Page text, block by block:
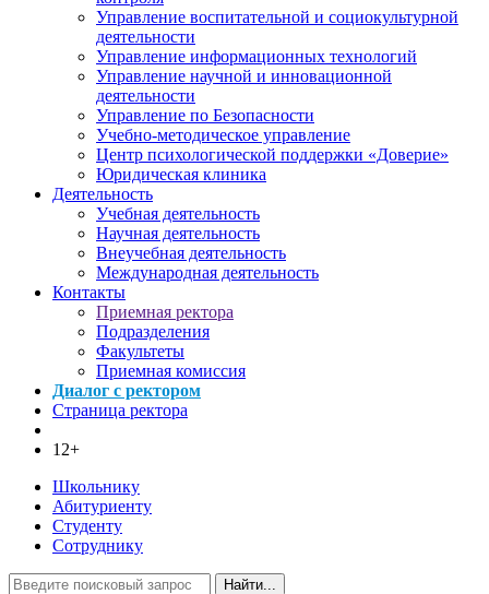
Управление воспитательной и социокультурной
деятельности
Управление информационных технологий
Управление научной и инновационной
деятельности
Управление по Безопасности
Учебно-методическое управление
Центр психологической поддержки «Доверие»
Юридическая клиника
Деятельность
Учебная деятельность
Научная деятельность
Внеучебная деятельность
Международная деятельность
Контакты
Приемная ректора
Подразделения
Факультеты
Приемная комиссия
Диалог с ректором
Страница ректора
12+
Школьнику
Абитуриенту
Студенту
Сотруднику
Найти...